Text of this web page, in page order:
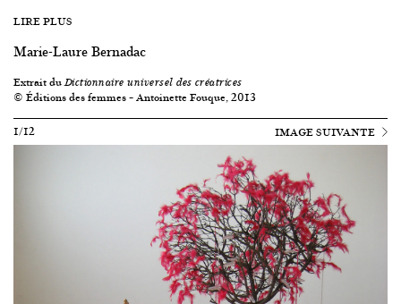
LIRE PLUS
Marie-Laure Bernadac
Extrait duDictionnaire universel des créatrices
© Éditions des femmes – Antoinette Fouque, 2013
1/12
IMAGE SUIVANTE